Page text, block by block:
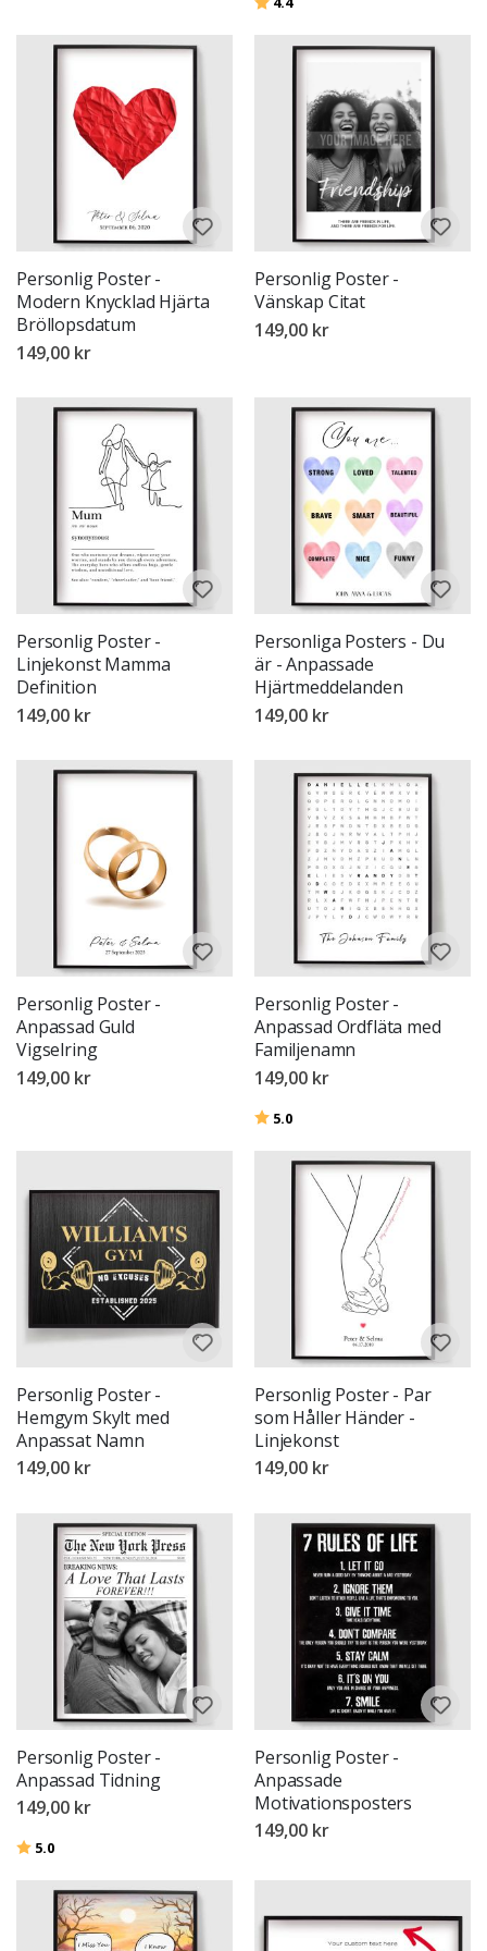
Personlig Poster -
Modern Knycklad Hjärta
Bröllopsdatum
149,00 kr
Personlig Poster -
Vänskap Citat
149,00 kr
Personlig Poster -
Linjekonst Mamma
Definition
149,00 kr
Personliga Posters - Du
är - Anpassade
Hjärtmeddelanden
149,00 kr
Personlig Poster -
Anpassad Guld
Vigselring
149,00 kr
Personlig Poster -
Anpassad Ordfläta med
Familjenamn
149,00 kr
Betyg:
5.0
Personlig Poster -
Hemgym Skylt med
Anpassat Namn
149,00 kr
Personlig Poster - Par
som Håller Händer -
Linjekonst
149,00 kr
Personlig Poster -
Anpassad Tidning
149,00 kr
Betyg:
5.0
Personlig Poster -
Anpassade
Motivationsposters
149,00 kr